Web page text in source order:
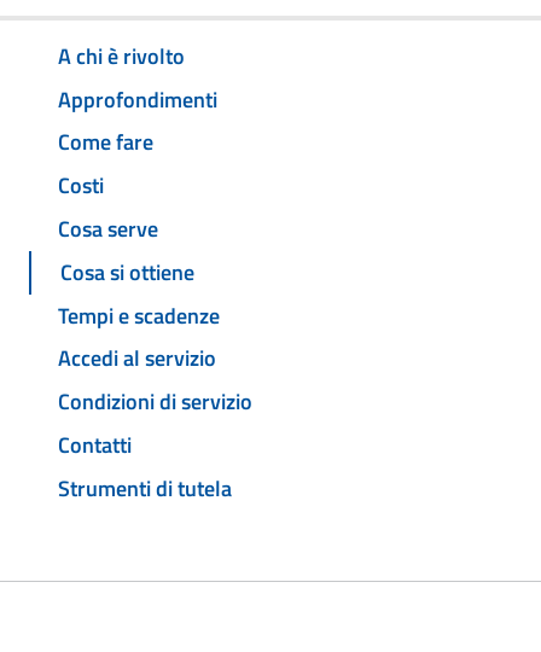
A chi è rivolto
Approfondimenti
Come fare
Costi
Cosa serve
Cosa si ottiene
Tempi e scadenze
Accedi al servizio
Condizioni di servizio
Contatti
Strumenti di tutela